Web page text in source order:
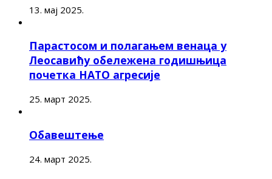
13. мај 2025.
Парастосом и полагањем венаца у
Леосавићу обележена годишњица
почетка НАТО агресије
25. март 2025.
Обавештење
24. март 2025.